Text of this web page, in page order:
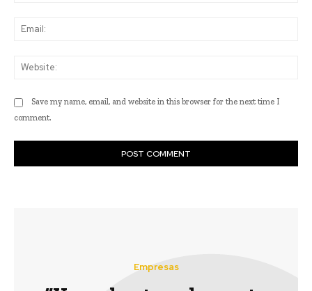
Save my name, email, and website in this browser for the next time I
comment.